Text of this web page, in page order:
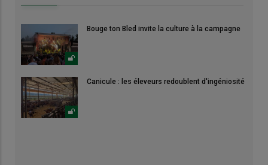
Bouge ton Bled invite la culture à la campagne
Canicule : les éleveurs redoublent d'ingéniosité